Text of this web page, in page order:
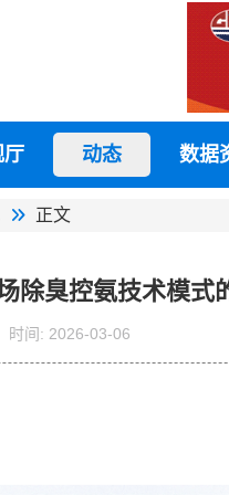
动态 数据
正文
除臭控氨技术模式
时间: 2026-03-06